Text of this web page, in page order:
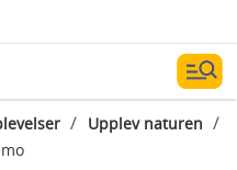
/ Upplev naturen /